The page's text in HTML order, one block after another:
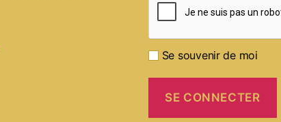
Se souvenir de moi